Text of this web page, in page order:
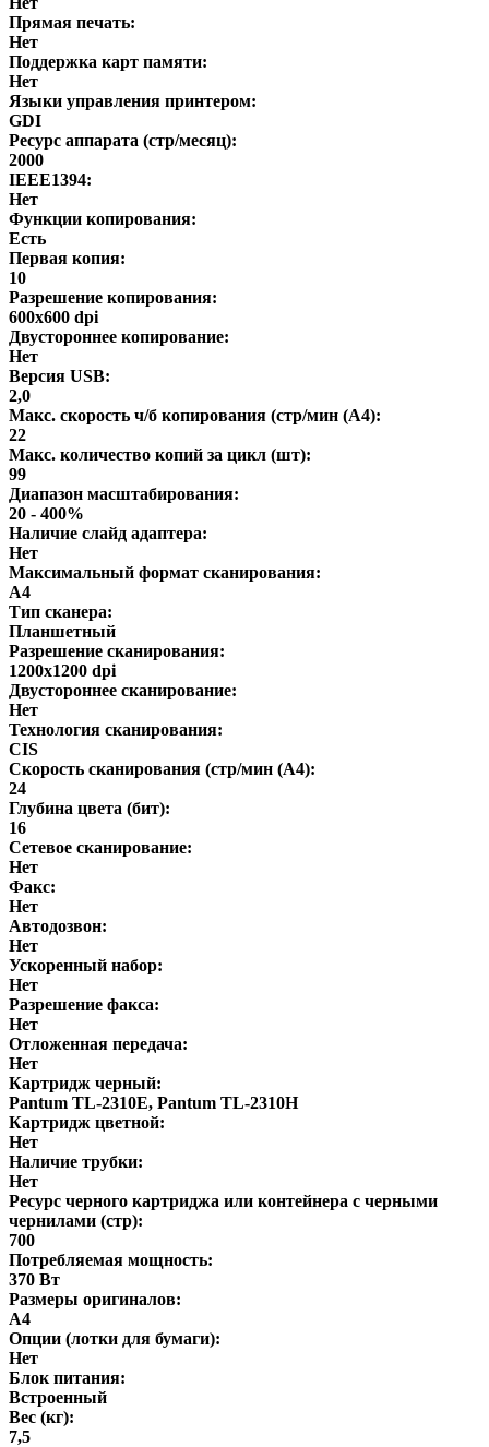
Прямая печать:
Нет
Поддержка карт памяти:
Нет
Языки управления принтером:
GDI
Ресурс аппарата (стр/месяц):
2000
IEEE1394:
Нет
Функции копирования:
Есть
Первая копия:
10
Разрешение копирования:
600x600 dpi
Двустороннее копирование:
Нет
Версия USB:
2,0
Макс. скорость ч/б копирования (стр/мин (A4):
22
Макс. количество копий за цикл (шт):
99
Диапазон масштабирования:
20 - 400%
Наличие слайд адаптера:
Нет
Максимальный формат сканирования:
A4
Тип сканера:
Планшетный
Разрешение сканирования:
1200x1200 dpi
Двустороннее сканирование:
Нет
Технология сканирования:
CIS
Скорость сканирования (стр/мин (A4):
24
Глубина цвета (бит):
16
Сетевое сканирование:
Нет
Факс:
Нет
Автодозвон:
Нет
Ускоренный набор:
Нет
Разрешение факса:
Нет
Отложенная передача:
Нет
Картридж черный:
Pantum TL-2310E, Pantum TL-2310H
Картридж цветной:
Нет
Наличие трубки:
Нет
Ресурс черного картриджа или контейнера с черными
чернилами (стр):
700
Потребляемая мощность:
370 Вт
Размеры оригиналов:
А4
Опции (лотки для бумаги):
Нет
Блок питания:
Встроенный
Вес (кг):
7,5